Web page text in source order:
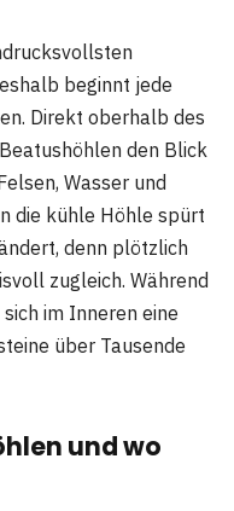
beginnt jede
Direkt oberhalb des
den Blick
Wasser und
die kühle Höhle spürt
denn plötzlich
zugleich. Während
im Inneren eine
über Tausende
und wo